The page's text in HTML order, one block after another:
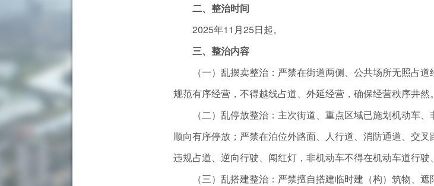
二、整治时间
2025年11月25日起。
三、整治内容
（一）乱摆卖整治：严禁在街道两侧、公共场所无照占道
规范有序经营，不得越线占道、外延经营，确保经营秩序井然。
（二）乱停放整治：主次街道、重点区域已施划机动车、
顺向有序停放；严禁在泊位外路面、人行道、消防通道、交
违规占道、逆向行驶、闯红灯，非机动车不得在机动车道行驶
（三）乱搭建整治：严禁擅自搭建临时建（构）筑物、遮